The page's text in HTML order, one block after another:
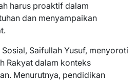
harus proaktif dalam
dan menyampaikan
Saifullah Yusuf, menyoroti
Rakyat dalam konteks
Menurutnya, pendidikan